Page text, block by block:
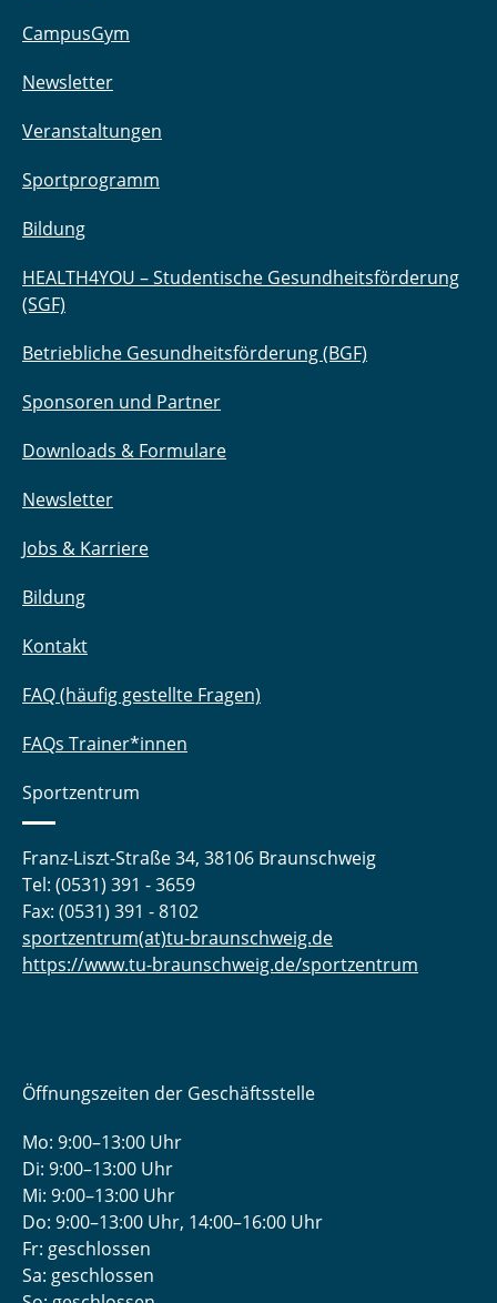
CampusGym
Newsletter
Veranstaltungen
Sportprogramm
Bildung
HEALTH4YOU – Studentische Gesundheitsförderung
(SGF)
Betriebliche Gesundheitsförderung (BGF)
Sponsoren und Partner
Downloads & Formulare
Newsletter
Jobs & Karriere
Bildung
Kontakt
FAQ (häufig gestellte Fragen)
FAQs Trainer*innen
Sportzentrum
Franz-Liszt-Straße 34, 38106 Braunschweig
Tel: (0531) 391 - 3659
Fax: (0531) 391 - 8102
sportzentrum(at)tu-braunschweig.de
https://www.tu-braunschweig.de/sportzentrum
Öffnungszeiten der Geschäftsstelle
Mo: 9:00–13:00 Uhr
Di: 9:00–13:00 Uhr
Mi: 9:00–13:00 Uhr
Do: 9:00­–13:00 Uhr, 14:00­–16:00 Uhr
Fr: geschlossen
Sa: geschlossen